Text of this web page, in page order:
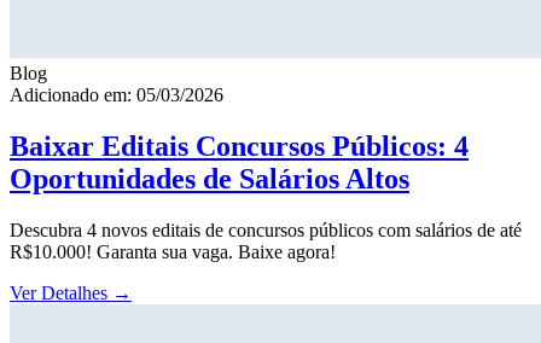
Blog
Adicionado em: 05/03/2026
Baixar Editais Concursos Públicos: 4
Oportunidades de Salários Altos
Descubra 4 novos editais de concursos públicos com salários de até
R$10.000! Garanta sua vaga. Baixe agora!
Ver Detalhes →